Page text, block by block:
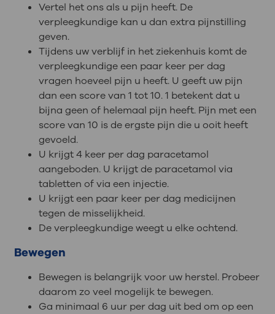
Vertel het ons als u pijn heeft. De
verpleegkundige kan u dan extra pijnstilling
geven.
Tijdens uw verblijf in het ziekenhuis komt de
verpleegkundige een paar keer per dag
vragen hoeveel pijn u heeft. U geeft uw pijn
dan een score van 1 tot 10. 1 betekent dat u
bijna geen of helemaal pijn heeft. Pijn met een
score van 10 is de ergste pijn die u ooit heeft
gevoeld.
U krijgt 4 keer per dag paracetamol
aangeboden. U krijgt de paracetamol via
tabletten of via een injectie.
U krijgt een paar keer per dag medicijnen
tegen de misselijkheid.
De verpleegkundige weegt u elke ochtend.
Bewegen
Bewegen is belangrijk voor uw herstel. Probeer
daarom zo veel mogelijk te bewegen.
Ga minimaal 6 uur per dag uit bed om op een